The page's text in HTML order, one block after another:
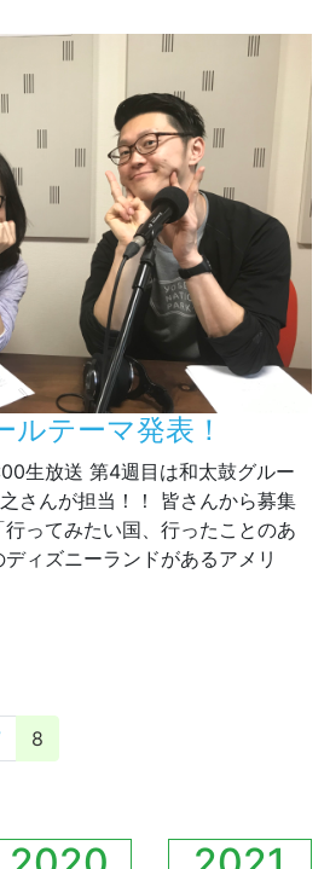
テーマ発表！
生放送 第4週目は和太鼓グルー
さんが担当！！ 皆さんから募集
ってみたい国、行ったことのあ
ィズニーランドがあるアメリ
ション
8